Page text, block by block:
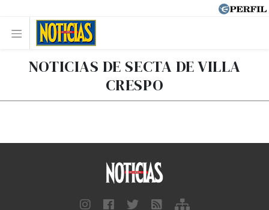
NOTICIAS DE SECTA DE VILLA
CRESPO